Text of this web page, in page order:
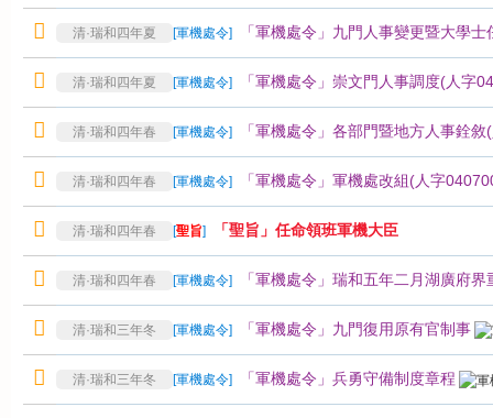
清·瑞和四年夏 [軍機處令] 「軍機處令」九門人事變更暨大學
清·瑞和四年夏 [軍機處令] 「軍機處令」崇文門人事調度(人字
清·瑞和四年春 [軍機處令] 「軍機處令」各部門暨地方人事銓
清·瑞和四年春 [軍機處令] 「軍機處令」軍機處改組(人字
清·瑞和四年春 [聖旨] 「聖旨」任命領班軍機大臣
清·瑞和四年春 [軍機處令] 「軍機處令」瑞和五年二月湖廣府界
清·瑞和三年冬 [軍機處令] 「軍機處令」九門復用原有官制事
清·瑞和三年冬 [軍機處令] 「軍機處令」兵勇守備制度章程